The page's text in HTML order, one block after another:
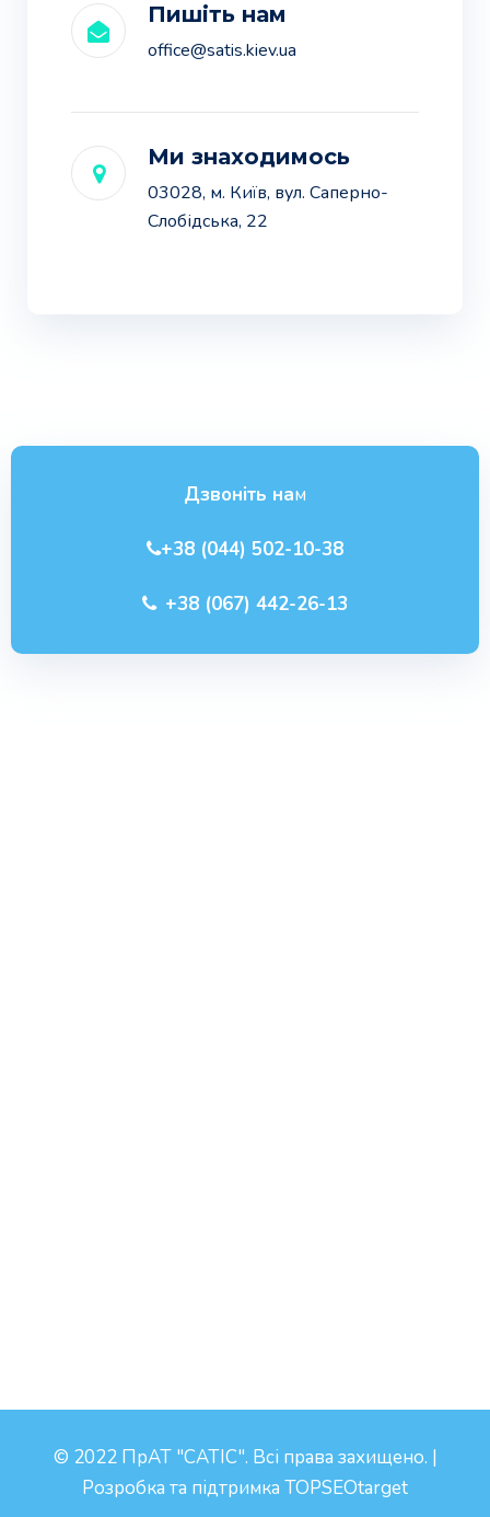
Пишіть нам
office@satis.kiev.ua
Ми знаходимось
03028, м. Київ, вул. Саперно-
Слобідська, 22
Дзвоніть нам
+38 (044) 502-10-38
+38 (067) 442-26-13
© 2022 ПрАТ "САТІС". Всі права захищено. |
Розробка та підтримка TOPSEOtarget